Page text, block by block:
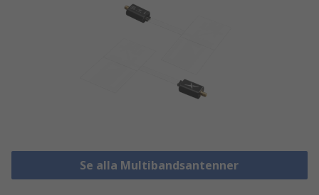
Se alla Multibandsantenner